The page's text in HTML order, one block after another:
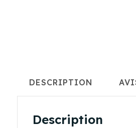
DESCRIPTION
Description